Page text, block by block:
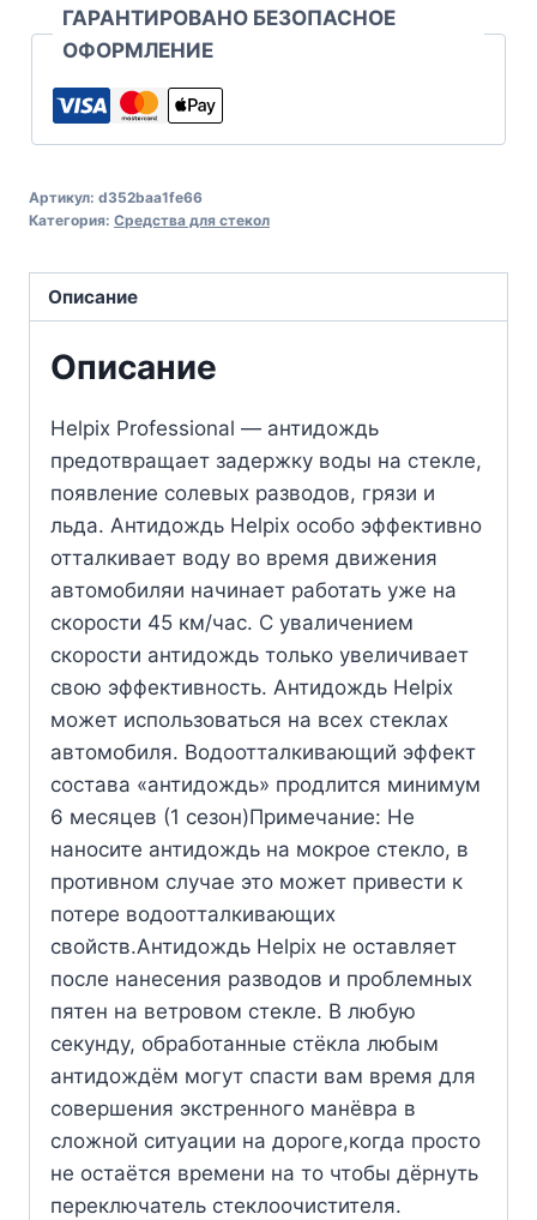
ГАРАНТИРОВАНО БЕЗОПАСНОЕ
ОФОРМЛЕНИЕ
Артикул: d352baa1fe66
Категория: Средства для стекол
Описание
Описание
Helpix Professional — антидождь
предотвращает задержку воды на стекле,
появление солевых разводов, грязи и
льда. Антидождь Helpix особо эффективно
отталкивает воду во время движения
автомобиляи начинает работать уже на
скорости 45 км/час. С уваличением
скорости антидождь только увеличивает
свою эффективность. Антидождь Helpix
может использоваться на всех стеклах
автомобиля. Водоотталкивающий эффект
состава «антидождь» продлится минимум
6 месяцев (1 сезон)Примечание: Не
наносите антидождь на мокрое стекло, в
противном случае это может привести к
потере водоотталкивающих
свойств.Антидождь Helpix не оставляет
после нанесения разводов и проблемных
пятен на ветровом стекле. В любую
секунду, обработанные стёкла любым
антидождём могут спасти вам время для
совершения экстренного манёвра в
сложной ситуации на дороге,когда просто
не остаётся времени на то чтобы дёрнуть
переключатель стеклоочистителя.